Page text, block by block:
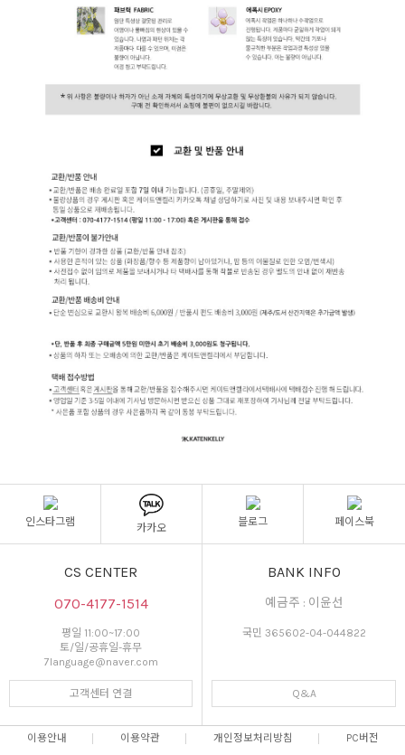
인스타그램
카카오
블로그 페이스북
CS CENTER
070-4177-1514
평일 11:00~17:00
토/일/공휴일-휴무
7language@naver.com
고객센터 연결
BANK INFO
예금주 : 이윤선
국민 365602-04-044822
Q&A
이용안내 이용약관 개인정보처리방침 PC버전